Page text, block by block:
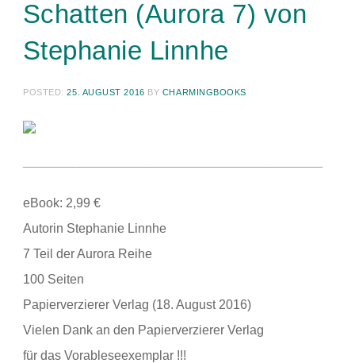
Schatten (Aurora 7) von
Stephanie Linnhe
POSTED:25. AUGUST 2016 BY CHARMINGBOOKS
eBook: 2,99 €
Autorin Stephanie Linnhe
7 Teil der Aurora Reihe
100 Seiten
Papierverzierer Verlag (18. August 2016)
Vielen Dank an den Papierverzierer Verlag
für das Vorableseexemplar !!!